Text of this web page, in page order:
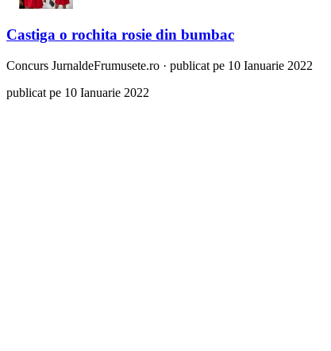
Castiga o rochita rosie din bumbac
Concurs JurnaldeFrumusete.ro · publicat pe 10 Ianuarie 2022
publicat pe 10 Ianuarie 2022